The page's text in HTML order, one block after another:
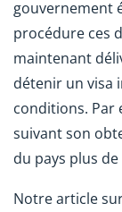
gouvernement
procédure ces
maintenant
détenir un visa
conditions. Par
suivant son
du pays plus
Notre article